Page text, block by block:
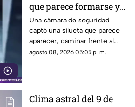
que parece formarse y
desaparecer frente a
una cámara
Una cámara de seguridad
captó una silueta que parece
aparecer, caminar frente al
lente y desaparecer. El video
agosto 08, 2026 05:05 p. m.
Clima astral del 9 de